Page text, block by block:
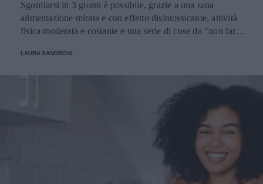
Sgonfiarsi in 3 giorni è possibile, grazie a una sana
alimentazione mirata e con effetto disintossicante, attività
fisica moderata e costante e una serie di cose da "non fare"
come
LAURA SANDRONI